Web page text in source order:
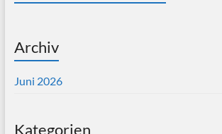
Archiv
Juni 2026
Kategorien